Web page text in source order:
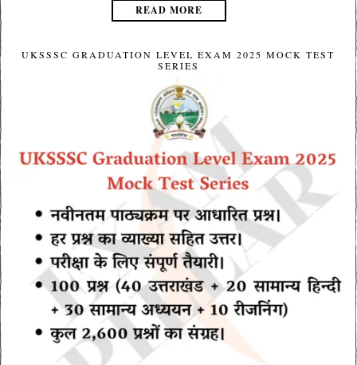
READ MORE
UKSSSC GRADUATION LEVEL EXAM 2025 MOCK TEST
SERIES